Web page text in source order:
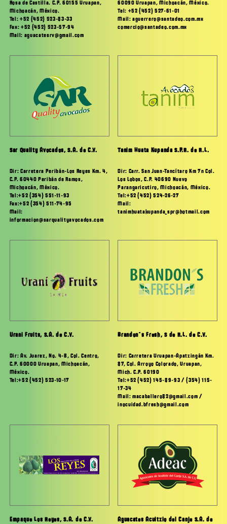
Rosa de Castilla. C.P. 60155 Uruapan,
Michoacán, México.
Tel: +52 (452) 523-83-33
Fax: +52 (452) 523-57-94
Mail: aguacatesrv@gmail.com
60090 Uruapan, Michoacán, México.
Tel: +52 (452) 527-61-01
Mail: aguerrero@santadeo.com.mx
comercio@santadeo.com.mx
Sar Quality Avocados, S.A. de C.V.
Dir: Carretera Peribán-Los Reyes Km. 4,
C.P. 60440 Peribán de Ramos,
Michoacán, México.
Tel:+52 (354) 551-11-93
Fax:+52 (354) 511-74-95
Mail:
informacion@sarqualityavocados.com
Tanim Huata Kupanda S.P.R. de R.L.
Dir: Carr. San Juan-Tancítaro Km 7n Col.
Los Lobos, C.P. 40690 Nuevo
Parangaricutiro, Michoacán, México.
Tel:+52 (452) 524-26-27
Mail:
tanimhuatakupanda_spr@hotmail.com
Urani Fruits, S.A. de C.V.
Dir: Av. Juarez, No. 4-B, Col. Centro,
C.P. 60000 Uruapan, Michoacán,
México.
Tel:+52 (452) 523-10-17
Brandon´s Fresh, S de R.L. de C.V.
Dir: Carretera Uruapan-Apatzingán Km.
87, Col. Arroyo Colorado, Uruapan,
Mich. C.P. 60190
Tel:+52 (452) 145-89-93 / (354) 115-
17-34
Mail: macaballero82@gmail.com /
inocuidad.bfresh@gmail.com
Empaque Los Reyes, S.A. de C.V.
Aguacates Acuitzio del Canje S.A. de